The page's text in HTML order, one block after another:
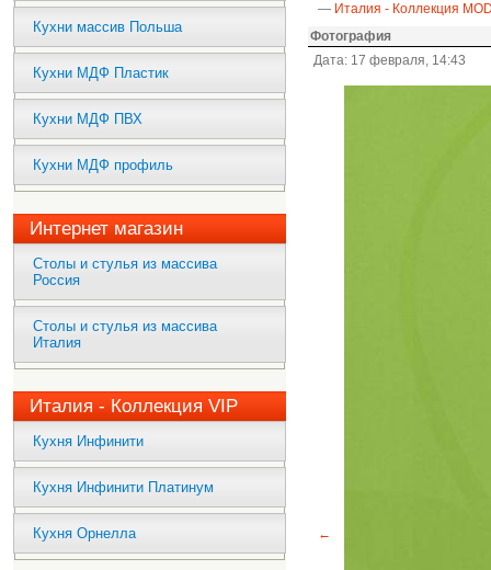
Кухни массив Польша
Кухни МДФ Пластик
Кухни МДФ ПВХ
Кухни МДФ профиль
Интернет магазин
Столы и стулья из массива
Россия
Столы и стулья из массива
Италия
Италия - Коллекция VIP
Кухня Инфинити
Кухня Инфинити Платинум
Кухня Орнелла
— Италия - Коллекция
Фотография
Дата: 17 февраля, 14:43
←